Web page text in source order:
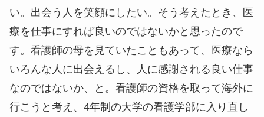
い。出会う人を笑顔にしたい。そう考えたとき、医
療を仕事にすれば良いのではないかと思ったので
す。看護師の母を見ていたこともあって、医療なら
いろんな人に出会えるし、人に感謝される良い仕事
なのではないか、と。看護師の資格を取って海外に
行こうと考え、4年制の大学の看護学部に入り直し